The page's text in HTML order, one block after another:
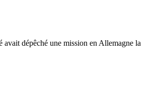
dépêché une mission en Allemagne la